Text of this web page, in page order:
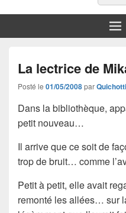
La lectrice de
Posté le 01/05/2008par
Dans la bibliothèque,
petit nouveau…
Il arrive que ce soit de
trop de bruit… comme
Petit à petit, elle avait
remonté les allées… sur